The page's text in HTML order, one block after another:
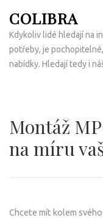
na
obsah
(Enter)
COLIBRA
Kdykoliv lidé hledají na
potřeby, je
nabídky. Hledají tedy i
Montáž
na míru
Chcete mít kolem